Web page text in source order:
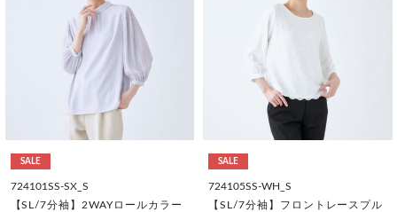
SALE
724101SS-SX_S
【SL/7分袖】2WAYロールカラー
SALE
724105SS-WH_S
【SL/7分袖】フロントレースプル